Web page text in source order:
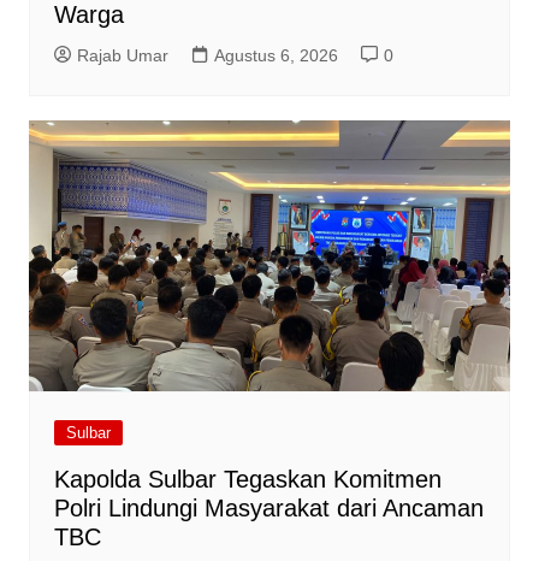
Warga
Rajab Umar Agustus 6, 2026 0
Sulbar
Kapolda Sulbar Tegaskan Komitmen
Polri Lindungi Masyarakat dari Ancaman
TBC